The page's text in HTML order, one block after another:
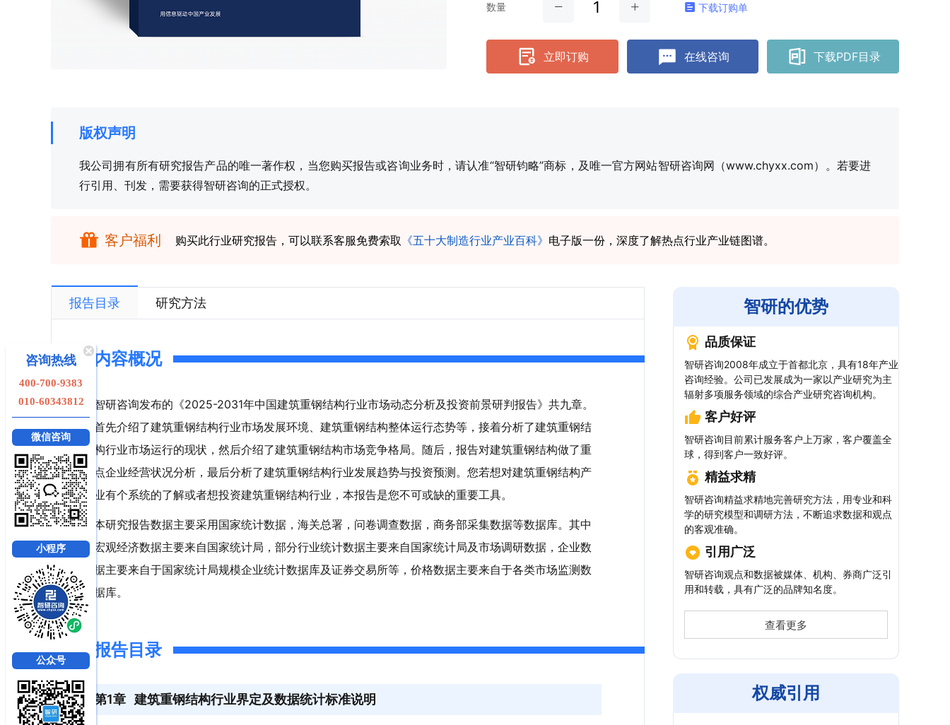
数量 下载订购单
立即订购 在线咨询 下载PDF目录
版权声明
我公司拥有所有研究报告产品的唯一著作权，当您购买报告或咨询业务时，请认准“智研钧略”商标，及唯一官方网站智研咨询网（www.chyxx.com）。若要进
行引用、刊发，需要获得智研咨询的正式授权。
客户福利 购买此行业研究报告，可以联系客服免费索取 《五十大制造行业产业百科》 电子版一份，深度了解热点行业产业链图谱。
报告目录 研究方法
内容概况
智研咨询发布的《2025-2031年中国建筑重钢结构行业市场动态分析及投资前景研判报告》共九章。
首先介绍了建筑重钢结构行业市场发展环境、建筑重钢结构整体运行态势等，接着分析了建筑重钢结
构行业市场运行的现状，然后介绍了建筑重钢结构市场竞争格局。随后，报告对建筑重钢结构做了重
点企业经营状况分析，最后分析了建筑重钢结构行业发展趋势与投资预测。您若想对建筑重钢结构产
业有个系统的了解或者想投资建筑重钢结构行业，本报告是您不可或缺的重要工具。
本研究报告数据主要采用国家统计数据，海关总署，问卷调查数据，商务部采集数据等数据库。其中
宏观经济数据主要来自国家统计局，部分行业统计数据主要来自国家统计局及市场调研数据，企业数
据主要来自于国家统计局规模企业统计数据库及证券交易所等，价格数据主要来自于各类市场监测数
据库。
报告目录
第1章 建筑重钢结构行业界定及数据统计标准说明
智研的优势
品质保证
智研咨询2008年成立于首都北京，具有18年产业
咨询经验。公司已发展成为一家以产业研究为主
辐射多项服务领域的综合产业研究咨询机构。
客户好评
智研咨询目前累计服务客户上万家，客户覆盖全
球，得到客户一致好评。
精益求精
智研咨询精益求精地完善研究方法，用专业和科
学的研究模型和调研方法，不断追求数据和观点
的客观准确。
引用广泛
智研咨询观点和数据被媒体、机构、券商广泛引
用和转载，具有广泛的品牌知名度。
查看更多
权威引用
咨询热线
400-700-9383
010-60343812
微信咨询
小程序
公众号